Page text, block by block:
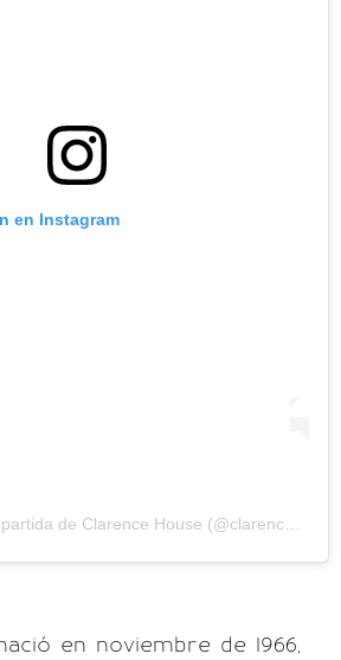
en Instagram
de Clarence House (@clarencehouse) el
en noviembre de 1966,